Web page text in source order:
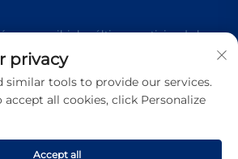
para recibir las últimas noticias de la
y perspectivas de nuestro equipo.
privacy
similar tools to provide our services.
all cookies, click Personalize
Accept all